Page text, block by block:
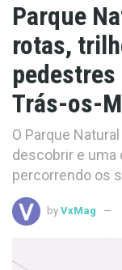
Parque
rotas,
Trás-os-
O Parque
descobrir e uma
percorrendo os
by VxMag